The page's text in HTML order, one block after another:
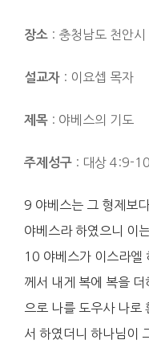
장소 : 충청남도 천안
설교자 : 이요셉 목자
제목 : 야베스의 기도
주제성구 : 대상 4:9-10
9 야베스는 그 형제보
야베스라 하였으니 이
10 야베스가 이스라엘
께서 내게 복에 복을
으로 나를 도우사 나로
서 하였더니 하나님이